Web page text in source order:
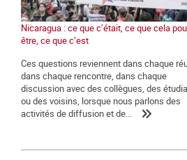
Nicaragua : ce que c’était, ce que cela
être, ce que c’est
Ces questions reviennent dans chaque
dans chaque rencontre, dans chaque
discussion avec des collègues, des
ou des voisins, lorsque nous parlons des
activités de diffusion et de...